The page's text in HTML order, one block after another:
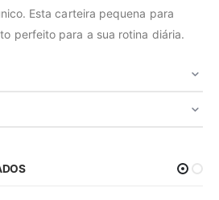
Esta carteira pequena para
perfeito para a sua rotina diária.